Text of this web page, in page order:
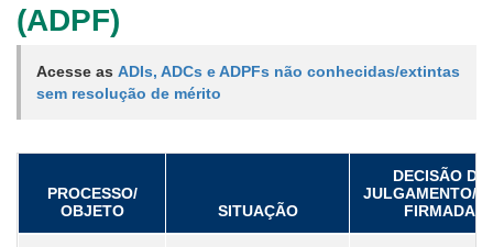
Transparência
Contato
(ADPF)
Acesse as ADIs, ADCs e ADPFs não conhecidas/extintas
sem resolução de mérito
PROCESSO/
OBJETO
SITUAÇÃO
DECISÃO DE
JULGAMENTO/
FIRMADA